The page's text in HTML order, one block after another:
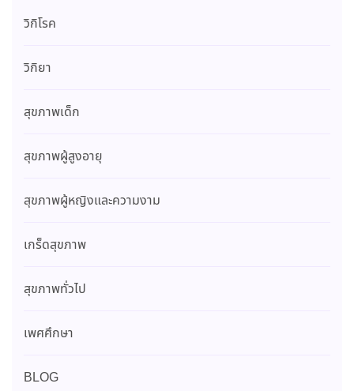
วิกิโรค
วิกิยา
สุขภาพเด็ก
สุขภาพผู้สูงอายุ
สุขภาพผู้หญิงและความงาม
เกร็ดสุขภาพ
สุขภาพทั่วไป
เพศศึกษา
BLOG